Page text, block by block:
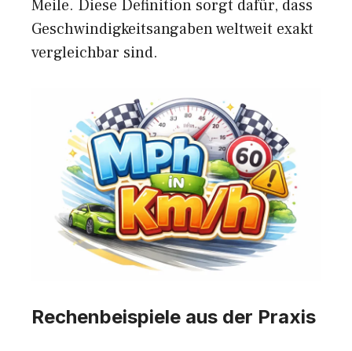
Meile. Diese Definition sorgt dafür, dass
Geschwindigkeitsangaben weltweit exakt
vergleichbar sind.
Rechenbeispiele aus der Praxis